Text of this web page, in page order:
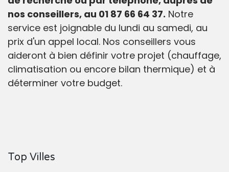
nos conseillers, au 01 87 66 64 37. Notre
service est joignable du lundi au samedi, au
prix d'un appel local. Nos conseillers vous
aideront à bien définir votre projet (chauffage,
climatisation ou encore bilan thermique) et à
déterminer votre budget.
Top Villes